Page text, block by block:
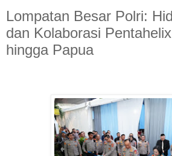
Lompatan Besar Polri:
dan Kolaborasi
hingga Papua